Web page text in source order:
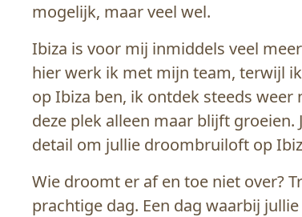
mogelijk, maar veel wel.
Ibiza is voor mij inmiddels veel
hier werk ik met mijn team, terwijl
op Ibiza ben, ik ontdek steeds
deze plek alleen maar blijft
detail om jullie droombruiloft op
Wie droomt er af en toe niet over?
prachtige dag. Een dag waarbij